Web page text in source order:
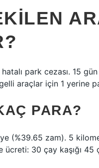
park cezası. 15
araçlar için 1 yerine
PARA?
(%39.65 zam). 5
30 çay kaşığı 45